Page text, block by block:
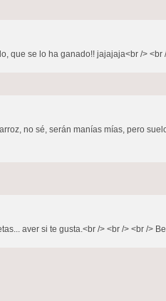
que se lo ha ganado!! jajajaja<br /> <br
no sé, serán manías mías, pero
aver si te gusta.<br /> <br /> <br />